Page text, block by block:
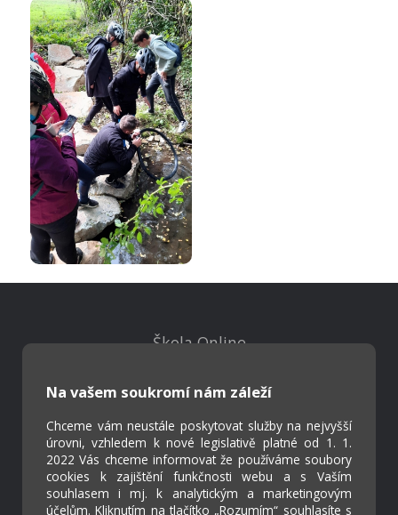
Na vašem soukromí nám záleží
Chceme vám neustále poskytovat služby na nejvyšší
úrovni, vzhledem k nové legislativě platné od 1. 1.
2022 Vás chceme informovat že používáme soubory
cookies k zajištění funkčnosti webu a s Vaším
souhlasem i mj. k analytickým a marketingovým
účelům. Kliknutím na tlačítko „Rozumím“ souhlasíte s
Škola Online
Kontakty
Projekty
Virtuální prohlídka